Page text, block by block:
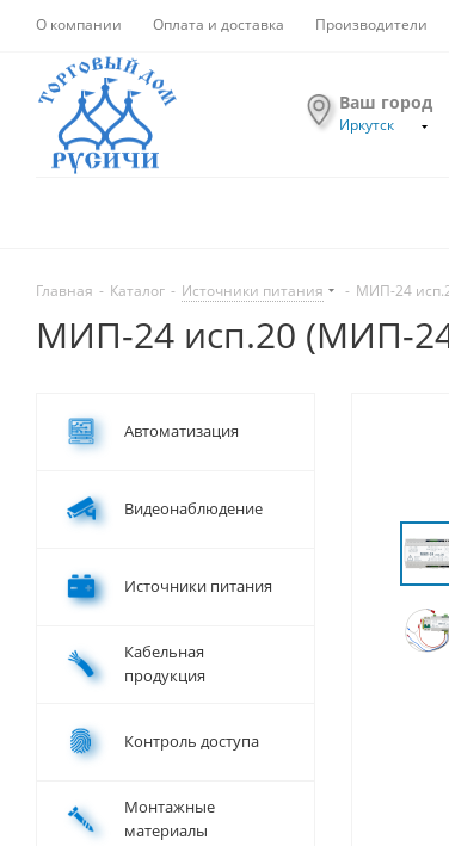
О компании Оплата и доставка Производители
Ваш город
Иркутск
Главная - Каталог - Источники питания - МИП-24
МИП-24 исп.20 (МИП-
Автоматизация
Видеонаблюдение
Источники питания
Кабельная
продукция
Контроль доступа
Монтажные
материалы